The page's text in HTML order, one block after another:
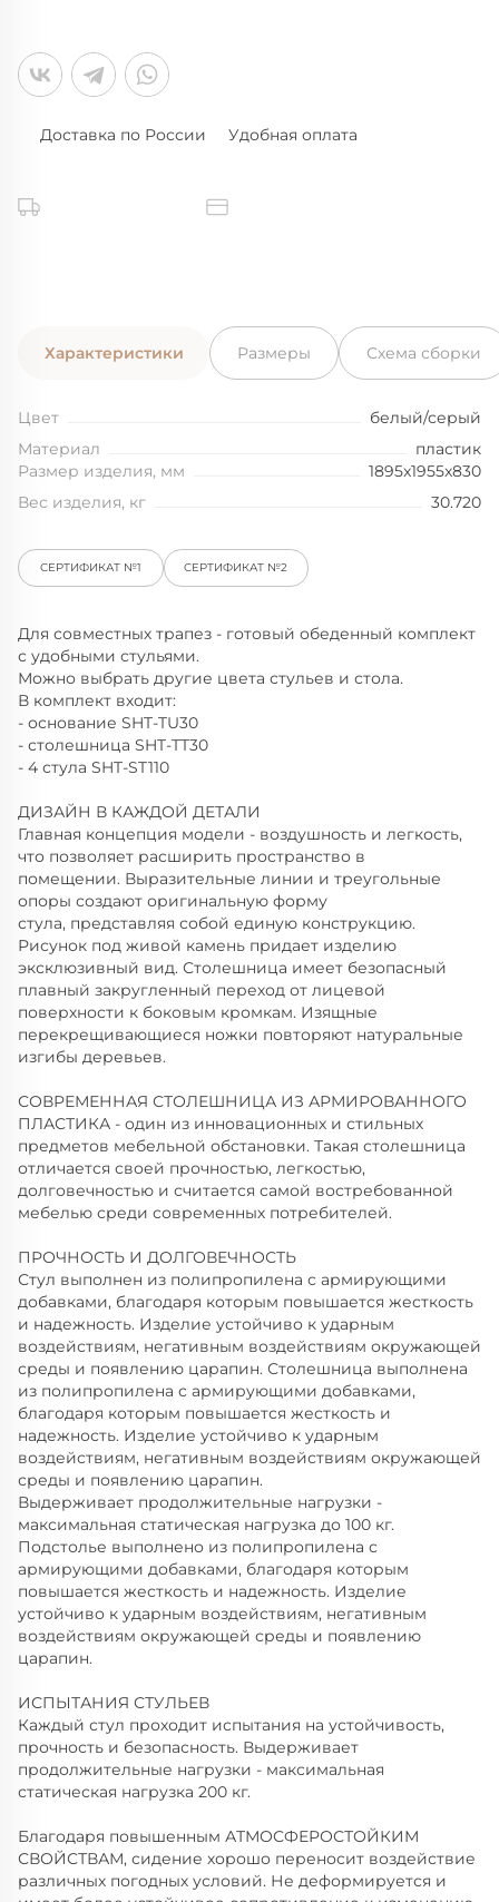
Доставка по России Удобная оплата
Характеристики Размеры Схема сборки
Цвет
белый/серый
Материал
пластик
Размер изделия, мм
1895x1955x830
Вес изделия, кг
30.720
СЕРТИФИКАТ №1 СЕРТИФИКАТ №2
Для совместных трапез - готовый обеденный комплект
с удобными стульями.
Можно выбрать другие цвета стульев и стола.
В комплект входит:
- основание SHT-TU30
- столешница SHT-TT30
- 4 стула SHT-ST110
ДИЗАЙН В КАЖДОЙ ДЕТАЛИ
Главная концепция модели - воздушность и легкость,
что позволяет расширить пространство в
помещении. Выразительные линии и треугольные
опоры создают оригинальную форму
стула, представляя собой единую конструкцию.
Рисунок под живой камень придает изделию
эксклюзивный вид. Столешница имеет безопасный
плавный закругленный переход от лицевой
поверхности к боковым кромкам. Изящные
перекрещивающиеся ножки повторяют натуральные
изгибы деревьев.
СОВРЕМЕННАЯ СТОЛЕШНИЦА ИЗ АРМИРОВАННОГО
ПЛАСТИКА - один из инновационных и стильных
предметов мебельной обстановки. Такая столешница
отличается своей прочностью, легкостью,
долговечностью и считается самой востребованной
мебелью среди современных потребителей.
ПРОЧНОСТЬ И ДОЛГОВЕЧНОСТЬ
Стул выполнен из полипропилена с армирующими
добавками, благодаря которым повышается жесткость
и надежность. Изделие устойчиво к ударным
воздействиям, негативным воздействиям окружающей
среды и появлению царапин. Столешница выполнена
из полипропилена с армирующими добавками,
благодаря которым повышается жесткость и
надежность. Изделие устойчиво к ударным
воздействиям, негативным воздействиям окружающей
среды и появлению царапин.
Выдерживает продолжительные нагрузки -
максимальная статическая нагрузка до 100 кг.
Подстолье выполнено из полипропилена с
армирующими добавками, благодаря которым
повышается жесткость и надежность. Изделие
устойчиво к ударным воздействиям, негативным
воздействиям окружающей среды и появлению
царапин.
ИСПЫТАНИЯ СТУЛЬЕВ
Каждый стул проходит испытания на устойчивость,
прочность и безопасность. Выдерживает
продолжительные нагрузки - максимальная
статическая нагрузка 200 кг.
Благодаря повышенным АТМОСФЕРОСТОЙКИМ
СВОЙСТВАМ, сидение хорошо переносит воздействие
различных погодных условий. Не деформируется и